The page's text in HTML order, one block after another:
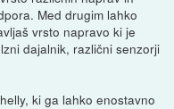
Med drugim lahko
vrsto napravo ki je
dajalnik, različni senzorji
ki ga lahko enostavno